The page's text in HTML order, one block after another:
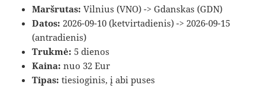
Maršrutas: Vilnius (VNO) -> Gdanskas (GDN)
Datos: 2026-09-10 (ketvirtadienis) -> 2026-09-15
(antradienis)
Trukmė: 5 dienos
Kaina: nuo 32 Eur
Tipas: tiesioginis, į abi puses